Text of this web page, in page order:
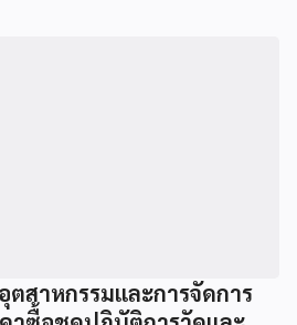
ตสาหกรรมและการจัดการ